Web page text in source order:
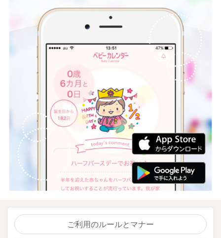
ご利用のルールとマナー